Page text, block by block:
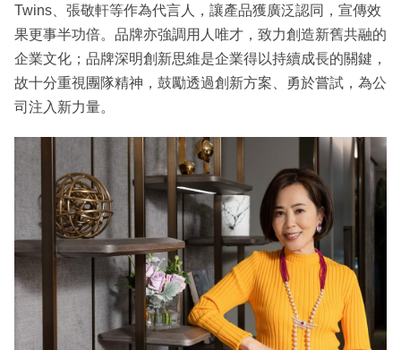
Twins、張敬軒等作為代言人，讓產品獲廣泛認同，宣傳效
果更事半功倍。品牌亦強調用人唯才，致力創造新舊共融的
企業文化；品牌深明創新思維是企業得以持續成長的關鍵，
故十分重視團隊精神，鼓勵透過創新方案、勇於嘗試，為公
司注入新力量。